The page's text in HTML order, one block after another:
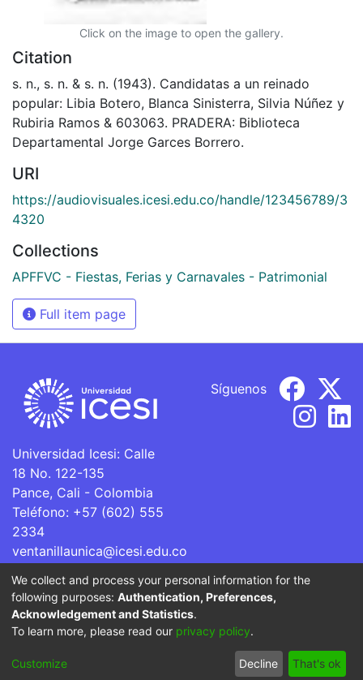
Click on the image to open the gallery.
Citation
s. n., s. n. & s. n. (1943). Candidatas a un reinado
popular: Libia Botero, Blanca Sinisterra, Silvia Núñez y
Rubiria Ramos & 603063. PRADERA: Biblioteca
Departamental Jorge Garces Borrero.
URI
https://audiovisuales.icesi.edu.co/handle/123456789/3
4320
Collections
APFFVC - Fiestas, Ferias y Carnavales - Patrimonial
Full item page
Universidad Icesi: Calle
18 No. 122-135
Pance, Cali - Colombia
Teléfono: +57 (602) 555
2334
ventanillaunica@icesi.edu.co
Síguenos
La Universidad Icesi es una Institución de Educación
Superior que se encuentra sujeta a inspección y vigilancia
por parte del Ministerio de Educación Nacional.
Cookie
End User
Agreement
Send
Feedback
We collect and process your personal information for the
following purposes: Authentication, Preferences,
Acknowledgement and Statistics.
To learn more, please read our privacy policy.
Customize Decline That's ok